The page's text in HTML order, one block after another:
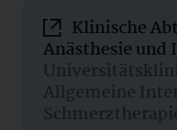
Klinische
Anästhesie
Allgemeine